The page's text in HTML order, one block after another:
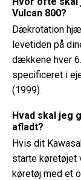
Vulcan 800?
Dækrotation
levetiden på
dækkene hver
specificeret i
(1999).
Hvad skal jeg
afladt?
Hvis dit
starte køretøjet
køretøj med et